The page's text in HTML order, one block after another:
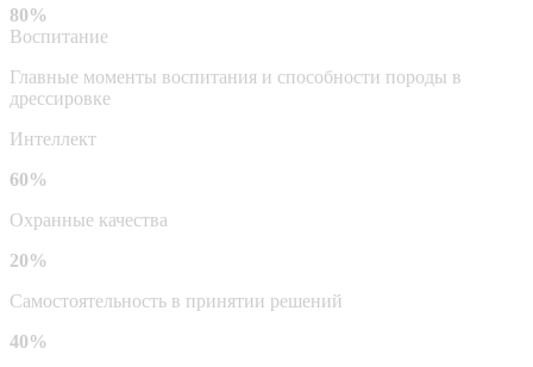
80%
Воспитание
Главные моменты воспитания и способности породы в
дрессировке
Интеллект
60%
Охранные качества
20%
Самостоятельность в принятии решений
40%